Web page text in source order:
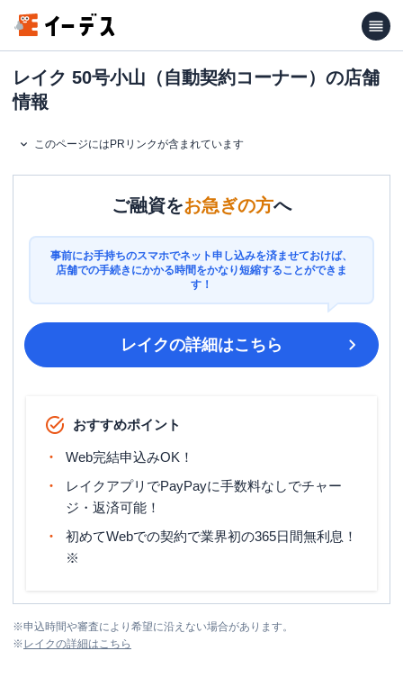
レイク 50号小山（自動契約コーナー）の店舗
情報
このページにはPRリンクが含まれています
ご融資をお急ぎの方へ
事前にお手持ちのスマホでネット申し込みを済ませておけば、
店舗での手続きにかかる時間をかなり短縮することができま
す！
レイクの詳細はこちら
おすすめポイント
Web完結申込みOK！
レイクアプリでPayPayに手数料なしでチャー
ジ・返済可能！
初めてWebでの契約で業界初の365日間無利息！
※
※申込時間や審査により希望に沿えない場合があります。
※ レイクの詳細はこちら